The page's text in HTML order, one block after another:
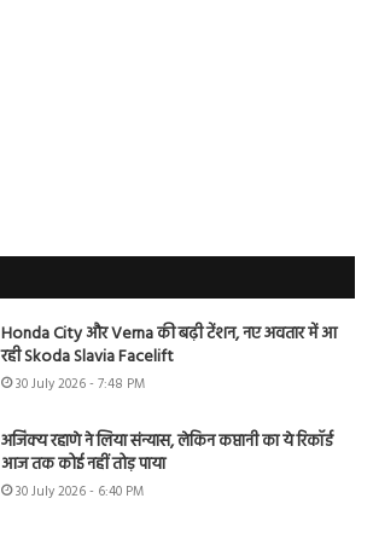
Honda City और Verna की बढ़ी टेंशन, नए अवतार में आ
रही Skoda Slavia Facelift
30 July 2026 - 7:48 PM
अजिंक्य रहाणे ने लिया संन्यास, लेकिन कप्तानी का ये रिकॉर्ड
आज तक कोई नहीं तोड़ पाया
30 July 2026 - 6:40 PM